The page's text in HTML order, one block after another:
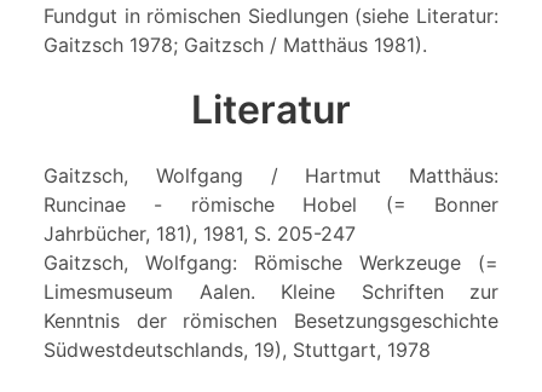
Fundgut in römischen Siedlungen (siehe Literatur:
Gaitzsch 1978; Gaitzsch / Matthäus 1981).
Literatur
Gaitzsch, Wolfgang / Hartmut Matthäus:
Runcinae - römische Hobel (= Bonner
Jahrbücher, 181), 1981, S. 205-247
Gaitzsch, Wolfgang: Römische Werkzeuge (=
Limesmuseum Aalen. Kleine Schriften zur
Kenntnis der römischen Besetzungsgeschichte
Südwestdeutschlands, 19), Stuttgart, 1978